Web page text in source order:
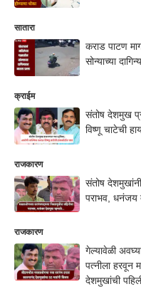
सातारा
कराड पाटण
सोन्याच्या
क्राईम
संतोष देशमुख
विष्णू चाटेची
राजकारण
संतोष
पराभव, धनंजय
राजकारण
गेल्यावेळी
पत्नीला हरवून
देशमुखांची